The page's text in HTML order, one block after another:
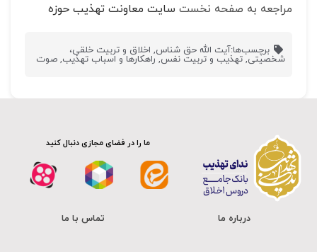
مراجعه به صفحه نخست سایت معاونت تهذیب حوزه
برچسب‌ها:آیت الله حق شناس, اخلاق و تربیت خلقی،
شخصیتی, تهذیب و تربیت نفس, راهکارها و اسباب تهذیب, صوت
ما را در فضای مجازی دنبال کنید
درباره ما تماس با ما